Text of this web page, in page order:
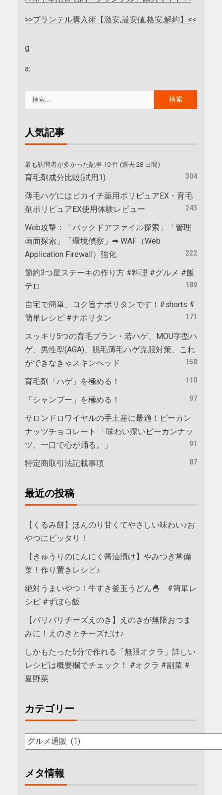
>>プランテル購入術【激安,最安値,格安,解約】<<
g:
a:
人気記事
最も訪問者が多かった記事 10 件 (過去 28 日間)
育毛剤成分比較(試用1) 304
薄毛ハゲにはピカイチ薬用ポリピュアEX・育毛
剤ポリピュアEX使用体験レビュー
243
Web攻撃：「バックドアファイル探索」「管理
画面探索」「環境偵察」➡ WAF（Web
Application Firewall）強化
222
節約3つ星ステーキの作り方 #料理 #グルメ #飯
テロ
189
自宅で簡単、コク旨ナポリタンです！#shorts #
簡単レシピ #ナポリタン
171
スッキリ5つの育毛プラン・若ハゲ、MOU字型ハ
ゲ、男性型(AGA)、脱毛薄毛ハゲ克服対策、これ
ができなきゃスキンヘッド
158
育毛剤「ハゲ」を極める！ 110
「シャンプー」を極める！ 97
サロンドロワイヤルの手土産に最適！ピーカン
ナッツチョコレート 「味わい深いピーカンナッ
ツ、一口で心が踊る。」
91
特定商取引法記載事項 87
最近の投稿
【くるみ餅】ほんのり甘くてやさしい味わい♪お
やつにピッタリ！
【きゅうりのにんにく醤油漬け】やみつき常備
菜！作り置きレシピ♪
絶対うまいやつ！牛すき釜玉うどん🐣 #簡単レ
シピ #ずぼら飯
【パリパリチーズえのき】えのきが無限おつま
みに！えのきとチーズだけ♪
しかもたった5分で作れる「無限オクラ」詳しい
レシピは概要欄でチェック！ #オクラ #副菜 #
夏野菜
カテゴリー
メタ情報